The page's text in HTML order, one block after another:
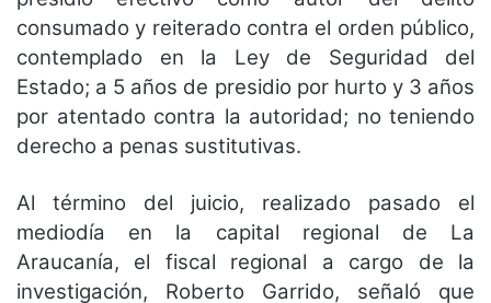
consumado y reiterado contra el orden público,
contemplado en la Ley de Seguridad del
Estado; a 5 años de presidio por hurto y 3 años
por atentado contra la autoridad; no teniendo
derecho a penas sustitutivas.
Al término del juicio, realizado pasado el
mediodía en la capital regional de La
Araucanía, el fiscal regional a cargo de la
investigación, Roberto Garrido, señaló que